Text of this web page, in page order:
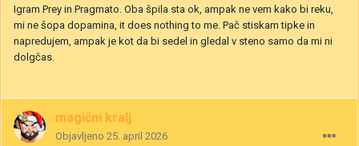
Igram Prey in Pragmato. Oba špila sta ok, ampak ne vem kako bi reku,
mi ne šopa dopamina, it does nothing to me. Pač stiskam tipke in
napredujem, ampak je kot da bi sedel in gledal v steno samo da mi ni
dolgčas.
magični kralj
Objavljeno 25. april 2026